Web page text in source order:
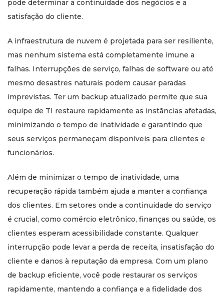
pode determinar a continuidade dos negócios e a
satisfação do cliente.
A infraestrutura de nuvem é projetada para ser resiliente,
mas nenhum sistema está completamente imune a
falhas. Interrupções de serviço, falhas de software ou até
mesmo desastres naturais podem causar paradas
imprevistas. Ter um backup atualizado permite que sua
equipe de TI restaure rapidamente as instâncias afetadas,
minimizando o tempo de inatividade e garantindo que
seus serviços permaneçam disponíveis para clientes e
funcionários.
Além de minimizar o tempo de inatividade, uma
recuperação rápida também ajuda a manter a confiança
dos clientes. Em setores onde a continuidade do serviço
é crucial, como comércio eletrônico, finanças ou saúde, os
clientes esperam acessibilidade constante. Qualquer
interrupção pode levar a perda de receita, insatisfação do
cliente e danos à reputação da empresa. Com um plano
de backup eficiente, você pode restaurar os serviços
rapidamente, mantendo a confiança e a fidelidade dos